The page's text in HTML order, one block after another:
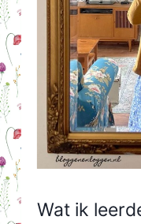
Wat ik